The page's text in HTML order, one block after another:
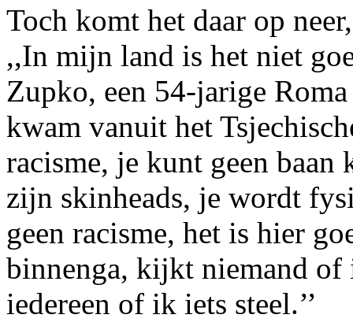
Toch komt het daar op
,,In mijn land is het niet
Zupko, een 54-jarige
kwam vanuit het
racisme, je kunt geen
zijn skinheads, je wordt
geen racisme, het is hier
binnenga, kijkt niemand
iedereen of ik iets steel.’’